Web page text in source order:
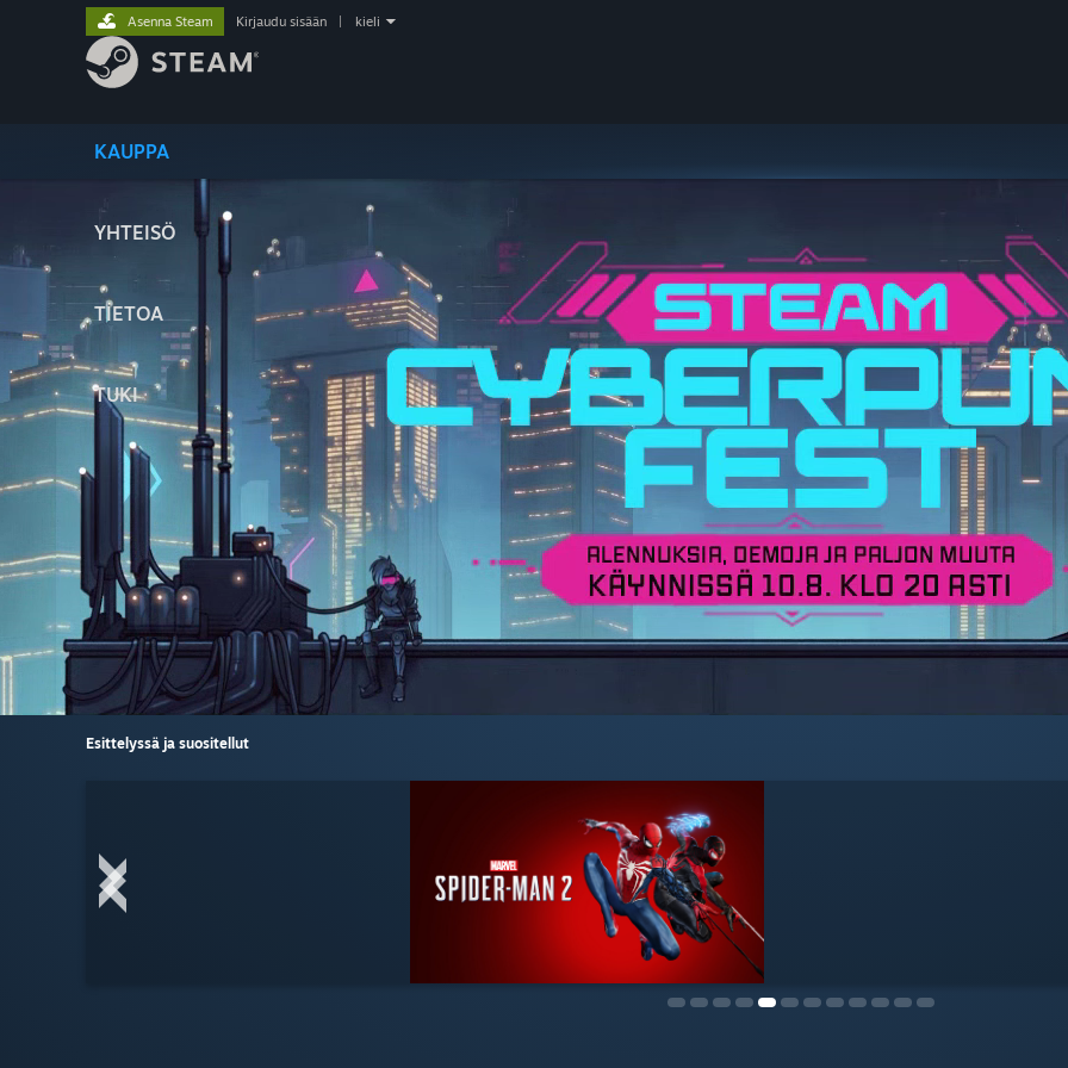
KAUPPA
YHTEISÖ
TIETOA
TUKI
Asenna Steam Kirjaudu sisään kieli
Esittelyssä ja suositellut